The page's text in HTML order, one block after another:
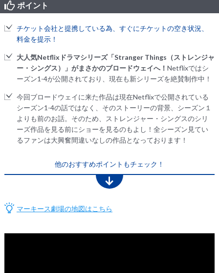
ポイント
チケット会社と提携している為、すぐにチケットの空き状況、
料金を提示！
大人気Netflixドラマシリーズ「Stranger Things（ストレンジャ
ー・シングス）」がまさかのブロードウェイへ！ Netflixではシ
ーズン1-4が公開されており、現在も新シリーズを絶賛制作中！
今回ブロードウェイに来た作品は現在Netflixで公開されている
シーズン1-4の話ではなく、そのストーリーの背景、シーズン１
よりも前のお話。そのため、ストレンジャー・シングスのシリ
ーズ作品を見る前にショーを見るのもよし！全シーズン見てい
るファンは大興奮間違いなしの作品となっております！
他のおすすめポイントもチェック！
マーキース劇場の地図はこちら